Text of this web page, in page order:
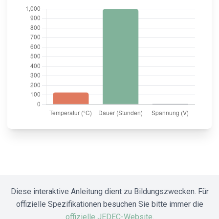
Diese interaktive Anleitung dient zu Bildungszwecken. Für
offizielle Spezifikationen besuchen Sie bitte immer die
offizielle JEDEC-Website.